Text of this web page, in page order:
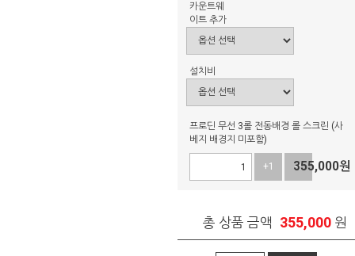
카운트웨
이트 추가
설치비
프로딘 무선 3롤 전동배경 롤 스크린 (사
베지 배경지 미포함)
+1 -1
355,000원
총 상품 금액 355,000 원